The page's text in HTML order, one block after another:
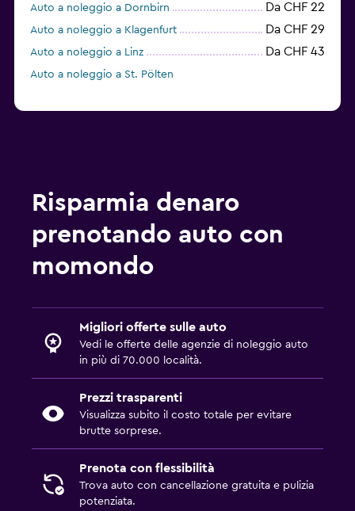
Auto a noleggio a Dornbirn Da CHF 22
Auto a noleggio a Klagenfurt Da CHF 29
Auto a noleggio a Linz Da CHF 43
Auto a noleggio a St. Pölten
Risparmia denaro
prenotando auto con
momondo
Migliori offerte sulle auto
Vedi le offerte delle agenzie di noleggio auto
in più di 70.000 località.
Prezzi trasparenti
Visualizza subito il costo totale per evitare
brutte sorprese.
Prenota con flessibilità
Trova auto con cancellazione gratuita e pulizia
potenziata.